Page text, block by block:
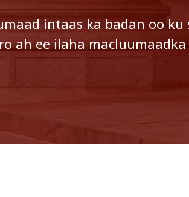
intaas ka badan oo ku
ah ee ilaha